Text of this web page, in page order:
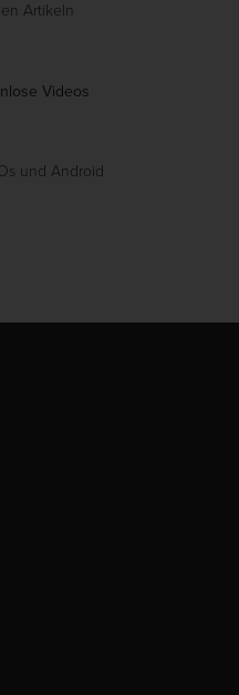
Artikeln
Videos
und Android